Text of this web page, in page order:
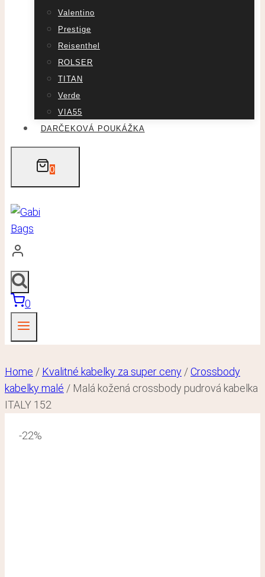
Valentino
Prestige
Reisenthel
ROLSER
TITAN
Verde
VIA55
DARČEKOVÁ POUKÁŽKA
0
0
Home / Kvalitné kabelky za super ceny /Crossbody
kabelky malé / Malá kožená crossbody pudrová kabelka
ITALY 152
-22%